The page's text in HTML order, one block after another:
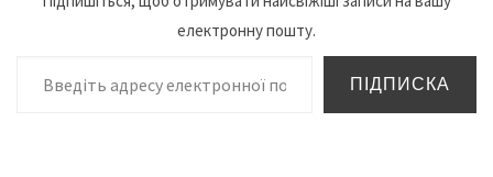
електронну пошту.
Введіть адресу електронної пошти…
ПІДПИСКА